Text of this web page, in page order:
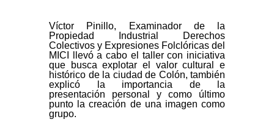
Víctor Pinillo, Examinador de la
Propiedad Industrial Derechos
Colectivos y Expresiones Folclóricas del
MICI llevó a cabo el taller con iniciativa
que busca explotar el valor cultural e
histórico de la ciudad de Colón, también
explicó la importancia de la
presentación personal y como último
punto la creación de una imagen como
grupo.